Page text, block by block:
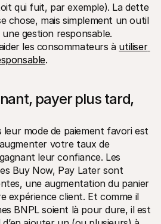
qui fuit, par exemple). La dette
chose, mais simplement un outil
gestion responsable.
les consommateurs à utiliser
.
payer plus tard,
mode de paiement favori est
votre taux de
leur confiance. Les
Buy Now, Pay Later sont
une augmentation du panier
expérience client. Et comme il
BNPL soient là pour dure, il est